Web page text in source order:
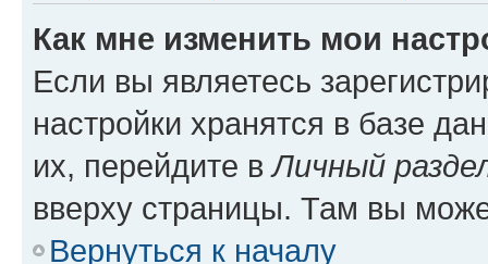
Как мне изменить мои
Если вы являетесь
настройки хранятся в базе
их, перейдите вЛичный
вверху страницы. Там вы
Вернуться к началу